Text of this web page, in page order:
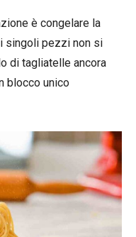
è congelare la
singoli pezzi non si
di tagliatelle ancora
blocco unico